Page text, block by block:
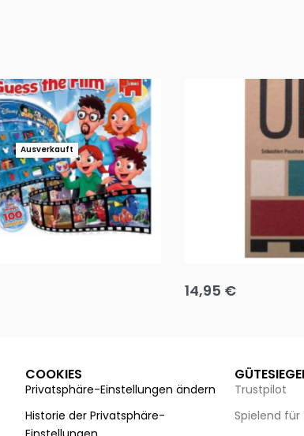
Ausverkauft
Team up
14,95 €
COOKIES
Privatsphäre-Einstellungen ändern
Historie der Privatsphäre-
Trustpilot
Spielend für